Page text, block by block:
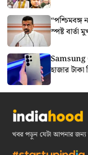
“পশ্চিমবঙ্গ
স্পষ্ট বার্তা
Samsung
হাজার টাকা
খবর পড়ুন যেটা আপনার